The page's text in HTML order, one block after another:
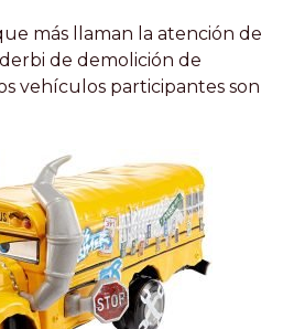
más llaman la atención de
de demolición de
vehículos participantes son